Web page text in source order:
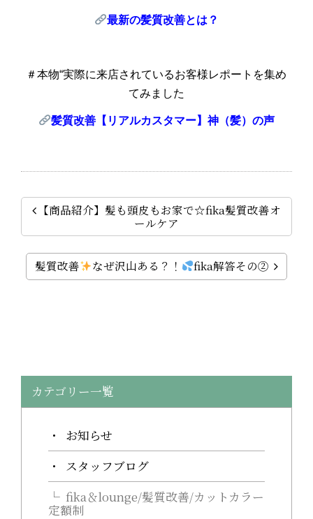
最新の髪質改善とは？
＃本物“実際に来店されているお客様レポートを集め
てみました
髪質改善【リアルカスタマー】神（髪）の声
【商品紹介】髪も頭皮もお家で☆fika髪質改善オ
ールケア
髪質改善 なぜ沢山ある？！ fika解答その②
カテゴリー一覧
お知らせ
スタッフブログ
fika＆lounge/髪質改善/カットカラー
定額制